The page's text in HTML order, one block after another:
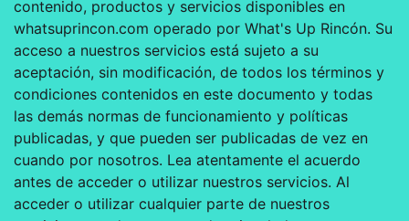
contenido, productos y servicios disponibles en
whatsuprincon.com operado por What's Up Rincón. Su
acceso a nuestros servicios está sujeto a su
aceptación, sin modificación, de todos los términos y
condiciones contenidos en este documento y todas
las demás normas de funcionamiento y políticas
publicadas, y que pueden ser publicadas de vez en
cuando por nosotros. Lea atentamente el acuerdo
antes de acceder o utilizar nuestros servicios. Al
acceder o utilizar cualquier parte de nuestros